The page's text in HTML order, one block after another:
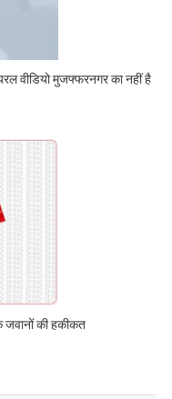
वीडियो मुजफ्फरनगर का नहीं है
जवानों की हकीकत